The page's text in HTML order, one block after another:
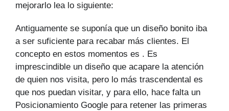
mejorarlo lea lo siguiente:
Antiguamente se suponía que un diseño bonito iba
a ser suficiente para recabar más clientes. El
concepto en estos momentos es . Es
imprescindible un diseño que acapare la atención
de quien nos visita, pero lo más trascendental es
que nos puedan visitar, y para ello, hace falta un
Posicionamiento Google para retener las primeras